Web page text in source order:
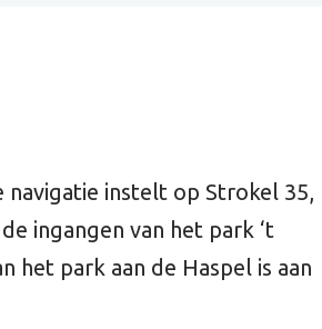
navigatie instelt op Strokel 35,
ingangen van het park ‘t
het park aan de Haspel is aan